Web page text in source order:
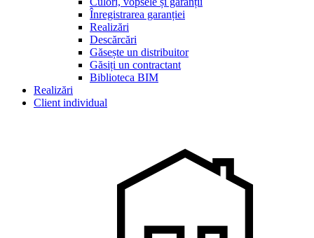
Înregistrarea garanției
Realizări
Descărcări
Găsește un distribuitor
Găsiți un contractant
Biblioteca BIM
Realizări
Client individual